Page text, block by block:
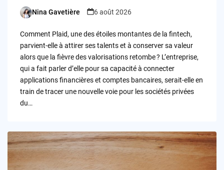
Posted
Nina Gavetière 6 août 2026
Comment Plaid, une des étoiles montantes de la fintech,
parvient-elle à attirer ses talents et à conserver sa valeur
alors que la fièvre des valorisations retombe ? L’entreprise,
qui a fait parler d’elle pour sa capacité à connecter
applications financières et comptes bancaires, serait-elle en
train de tracer une nouvelle voie pour les sociétés privées
du…